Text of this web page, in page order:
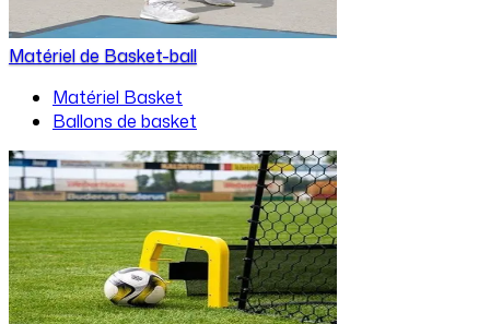
Matériel de Basket-ball
Matériel Basket
Ballons de basket